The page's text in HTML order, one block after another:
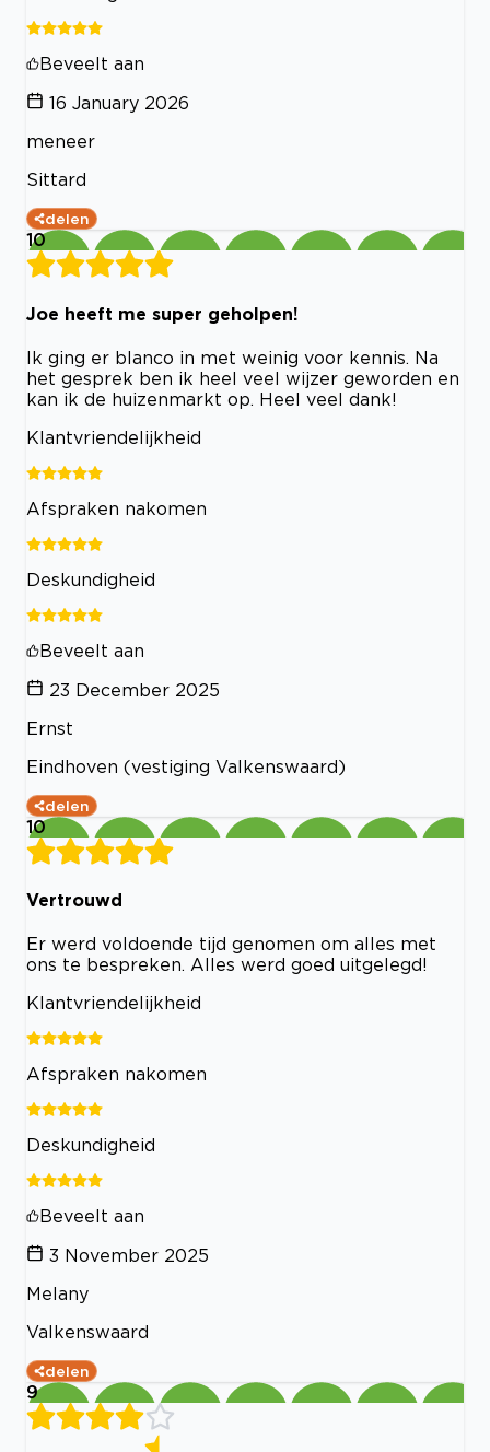
Beveelt aan
16 January 2026
meneer
Sittard
delen
10
Joe heeft me super geholpen!
Ik ging er blanco in met weinig voor kennis. Na
het gesprek ben ik heel veel wijzer geworden en
kan ik de huizenmarkt op. Heel veel dank!
Klantvriendelijkheid
Afspraken nakomen
Deskundigheid
Beveelt aan
23 December 2025
Ernst
Eindhoven (vestiging Valkenswaard)
delen
10
Vertrouwd
Er werd voldoende tijd genomen om alles met
ons te bespreken. Alles werd goed uitgelegd!
Klantvriendelijkheid
Afspraken nakomen
Deskundigheid
Beveelt aan
3 November 2025
Melany
Valkenswaard
delen
9